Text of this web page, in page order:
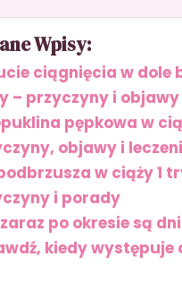
Wpisy:
ciągnięcia w dole
– przyczyny i objawy
pępkowa w
objawy i
w ciąży 1
i porady
po okresie są dni
kiedy występuje